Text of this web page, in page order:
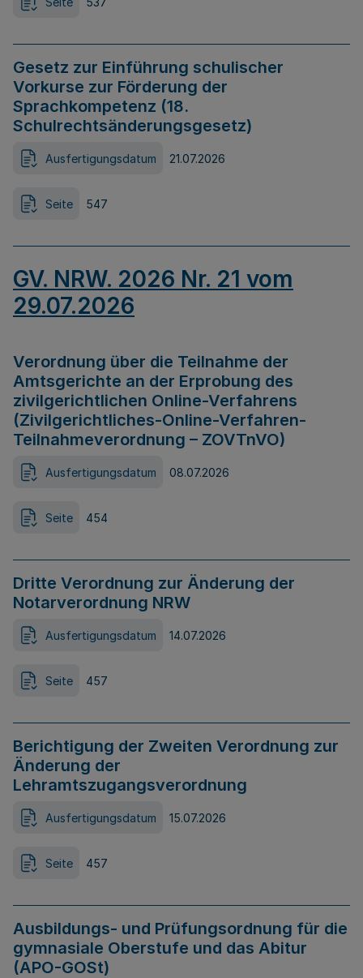
Gesetz zur Einführung schulischer
Vorkurse zur Förderung der
Sprachkompetenz (18.
Schulrechtsänderungsgesetz)
Ausfertigungsdatum 21.07.2026
Seite 547
GV. NRW. 2026 Nr. 21 vom
29.07.2026
Verordnung über die Teilnahme der
Amtsgerichte an der Erprobung des
zivilgerichtlichen Online-Verfahrens
(Zivilgerichtliches-Online-Verfahren-
Teilnahmeverordnung – ZOVTnVO)
Ausfertigungsdatum 08.07.2026
Seite 454
Dritte Verordnung zur Änderung der
Notarverordnung NRW
Ausfertigungsdatum 14.07.2026
Seite 457
Berichtigung der Zweiten Verordnung zur
Änderung der
Lehramtszugangsverordnung
Ausfertigungsdatum 15.07.2026
Seite 457
Ausbildungs- und Prüfungsordnung für die
gymnasiale Oberstufe und das Abitur
(APO-GOSt)